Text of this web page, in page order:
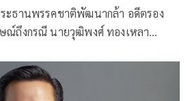
ธานพรรคชาติพัฒนากล้า อดีตรอง
ณ์ถึงกรณี นายวุฒิพงศ์ ทองเหลา
รวจสอบคุณสมบัติต่างๆและได้รับเข้า